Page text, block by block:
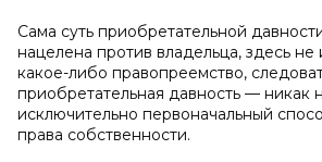
Сама суть приобретательной
нацелена против владельца, здесь не
какое-либо правопреемство,
приобретательная давность — никак
исключительно первоначальный
права собственности.